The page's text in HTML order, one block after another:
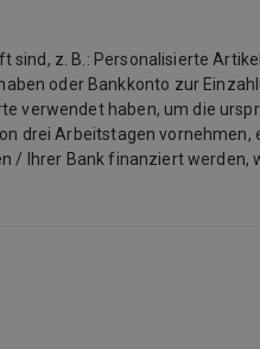
z. B.: Personalisierte
oder Bankkonto zur
verwendet haben, um die
Arbeitstagen vornehmen,
Ihrer Bank finanziert werden,